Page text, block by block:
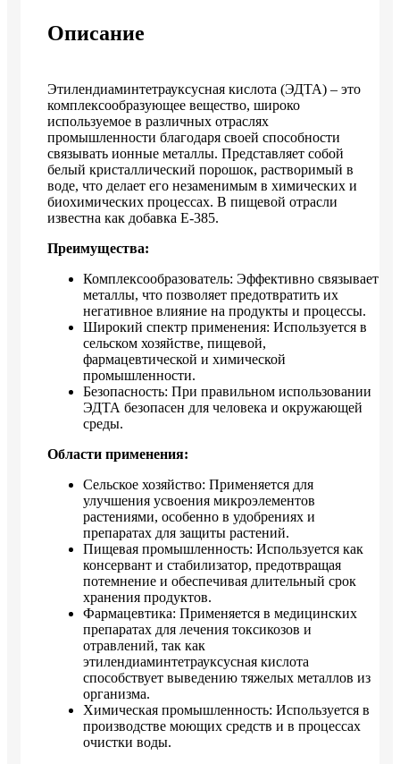
Описание
Этилендиаминтетрауксусная кислота (ЭДТА) – это
комплексообразующее вещество, широко
используемое в различных отраслях
промышленности благодаря своей способности
связывать ионные металлы. Представляет собой
белый кристаллический порошок, растворимый в
воде, что делает его незаменимым в химических и
биохимических процессах. В пищевой отрасли
известна как добавка Е-385.
Преимущества:
Комплексообразователь: Эффективно связывает
металлы, что позволяет предотвратить их
негативное влияние на продукты и процессы.
Широкий спектр применения: Используется в
сельском хозяйстве, пищевой,
фармацевтической и химической
промышленности.
Безопасность: При правильном использовании
ЭДТА безопасен для человека и окружающей
среды.
Области применения:
Сельское хозяйство: Применяется для
улучшения усвоения микроэлементов
растениями, особенно в удобрениях и
препаратах для защиты растений.
Пищевая промышленность: Используется как
консервант и стабилизатор, предотвращая
потемнение и обеспечивая длительный срок
хранения продуктов.
Фармацевтика: Применяется в медицинских
препаратах для лечения токсикозов и
отравлений, так как
этилендиаминтетрауксусная кислота
способствует выведению тяжелых металлов из
организма.
Химическая промышленность: Используется в
производстве моющих средств и в процессах
очистки воды.